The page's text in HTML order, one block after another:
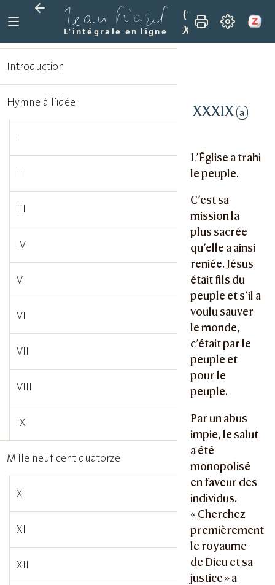
L’intégrale en ligne
(1915)
La mission
XXXIX
XXXIX a
L’Église a trahi
le peuple.
C’est sa
mission la
plus sacrée
qu’elle a ainsi
reniée. Jésus
était fils du
peuple et s’il a
voulu sauver
le monde,
c’était par le
peuple et
pour le
peuple.
Par un abus
impie, le salut
a été
monopolisé
en faveur des
individus.
« Cherchez
premièrement
le royaume
de Dieu et sa
justice » a
Introduction
Hymne à l’idée
I
II
III
IV
V
VI
VII
VIII
IX
Mille neuf cent quatorze
X
XI
XII